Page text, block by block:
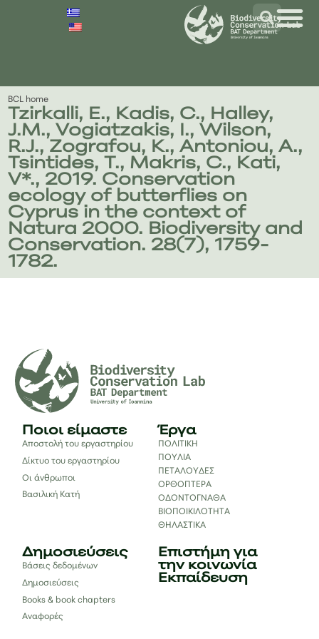
BCL home
Tzirkalli, E., Kadis, C., Halley,
J.M., Vogiatzakis, I., Wilson,
R.J., Zografou, K., Antoniou, A.,
Tsintides, T., Makris, C., Kati,
V*., 2019. Conservation
ecology of butterflies on
Cyprus in the context of
Natura 2000. Biodiversity and
Conservation. 28(7), 1759-
1782.
Ποιοι είμαστε
Αποστολή του εργαστηρίου
Δίκτυο του εργαστηρίου
Οι άνθρωποι
Βασιλική Κατή
Έργα
ΠΟΛΙΤΙΚΗ
ΠΟΥΛΙΑ
ΠΕΤΑΛΟΥΔΕΣ
ΟΡΘΟΠΤΕΡΑ
ΟΔΟΝΤΟΓΝΑΘΑ
ΒΙΟΠΟΙΚΙΛΟΤΗΤΑ
ΘΗΛΑΣΤΙΚΑ
Δημοσιεύσεις
Βάσεις δεδομένων
Δημοσιεύσεις
Books & book chapters
Αναφορές
Επιστήμη για
την κοινωνία
Εκπαίδευση